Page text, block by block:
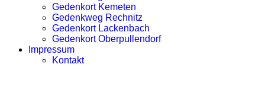
Gedenkort Kemeten
Gedenkweg Rechnitz
Gedenkort Lackenbach
Gedenkort Oberpullendorf
Impressum
Kontakt